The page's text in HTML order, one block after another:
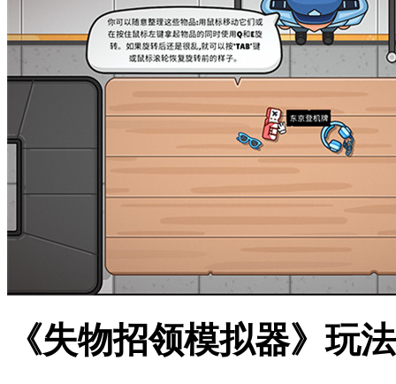
《失物招领模拟器》玩法